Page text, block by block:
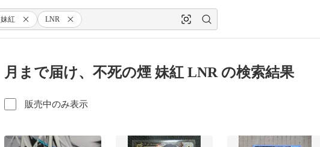
妹紅 LNR
月まで届け、不死の煙 妹紅 LNR の検索結果
販売中のみ表示